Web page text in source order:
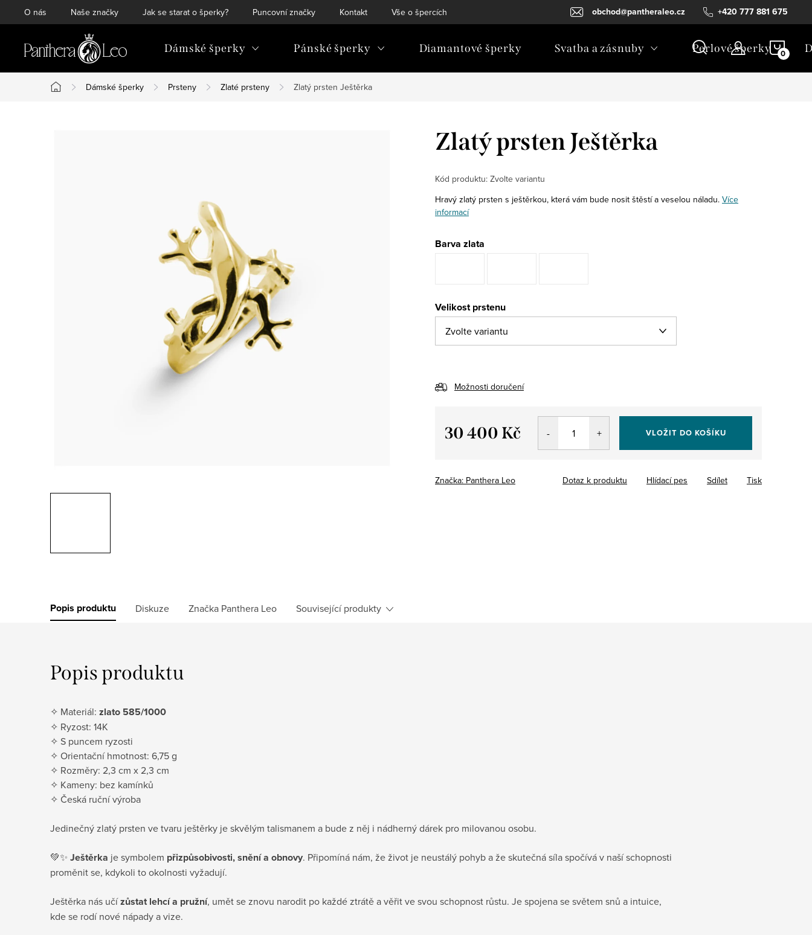
na
+420 777 881 675
obchod@pantheraleo.cz
O nás Naše značky Jak se starat o šperky? Puncovní značky Kontakt Vše o špercích
Dámské šperky Pánské šperky Diamantové šperky Svatba a zásnuby Perlové šperky
Domů
Dámské šperky Prsteny Zlaté prsteny Zlatý prsten Ještěrka
Zlatý prsten Ještěrka
Kód produktu: Zvolte variantu
Hravý zlatý prsten s ještěrkou, která vám bude nosit štěstí a veselou náladu. Více
informací
Barva zlata
Velikost prstenu
Možnosti doručení
30 400 Kč VLOŽIT DO KOŠÍKU
Značka: Panthera Leo Tisk
Dotaz k produktu Hlídací pes Sdílet
Popis produktu Diskuze Značka Panthera Leo Související produkty
Popis produktu
✧ Materiál: zlato 585/1000
✧ Ryzost: 14K
✧ S puncem ryzosti
✧ Orientační hmotnost: 6,75 g
✧ Rozměry: 2,3 cm x 2,3 cm
✧ Kameny: bez kamínků
✧ Česká ruční výroba
Jedinečný zlatý prsten ve tvaru ještěrky je skvělým talismanem a bude z něj i nádherný dárek pro milovanou osobu.
💚✨ Ještěrka je symbolem přizpůsobivosti, snění a obnovy. Připomíná nám, že život je neustálý pohyb a že skutečná síla spočívá v naší schopnosti
proměnit se, kdykoli to okolnosti vyžadují.
Ještěrka nás učízůstat lehcí a pružní, umět se znovu narodit po každé ztrátě a věřit ve svou schopnost růstu. Je spojena se světem snů a intuice,
kde se rodí nové nápady a vize.